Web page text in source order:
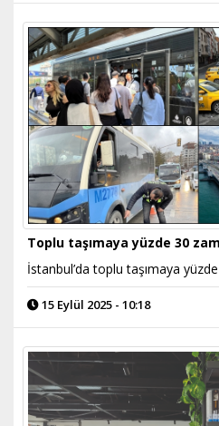
Toplu taşımaya yüzde 30 zam
İstanbul’da toplu taşımaya
15 Eylül 2025 - 10:18